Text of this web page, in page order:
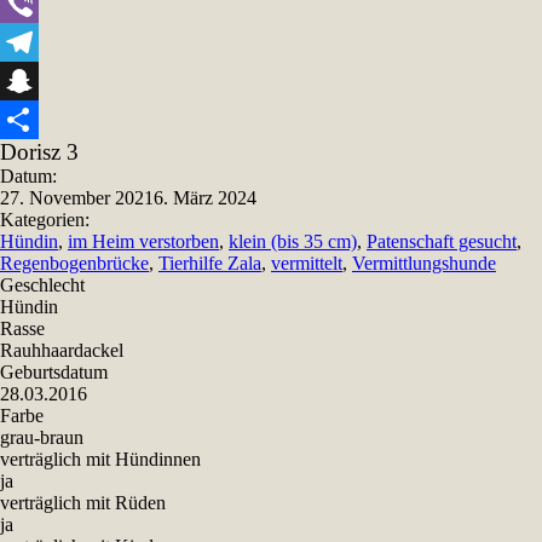
Viber
Telegram
Snapchat
Teilen
Dorisz 3
Datum:
27. November 20216. März 2024
Kategorien:
Hündin, im Heim verstorben, klein (bis 35 cm), Patenschaft gesucht,
Regenbogenbrücke, Tierhilfe Zala, vermittelt, Vermittlungshunde
Geschlecht
Hündin
Rasse
Rauhhaardackel
Geburtsdatum
28.03.2016
Farbe
grau-braun
verträglich mit Hündinnen
ja
verträglich mit Rüden
ja